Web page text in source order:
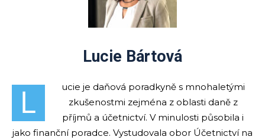
Lucie Bártová
L
ucie je daňová poradkyně s mnohaletými
zkušenostmi zejména z oblasti daně z
příjmů a účetnictví. V minulosti působila i
jako finanční poradce. Vystudovala obor Účetnictví na